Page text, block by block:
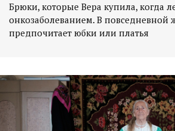
Брюки, которые Вера купила, когда
онкозаболеванием. В повседневной